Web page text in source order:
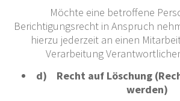
Möchte eine betroffene
Berichtigungsrecht in Anspruch
hierzu jederzeit an einen
Verarbeitung
d) Recht auf Löschung
werden)